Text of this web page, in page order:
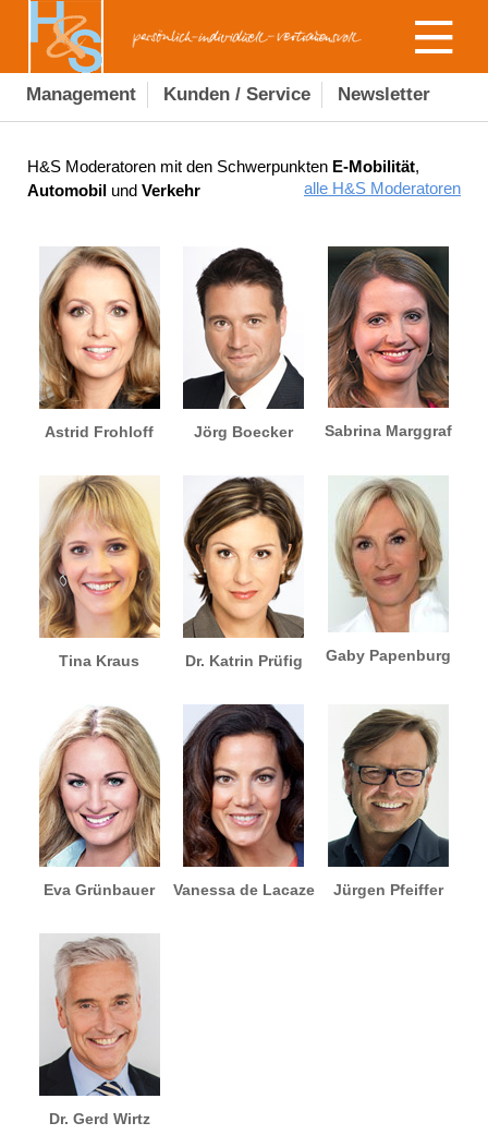
Management Kunden / Service Newsletter
H&S Moderatoren mit den Schwerpunkten E-Mobilität,
Automobil und Verkehr alle H&S Moderatoren
Astrid Frohloff Jörg Boecker Sabrina Marggraf
Tina Kraus Dr. Katrin Prüfig Gaby Papenburg
Eva Grünbauer Vanessa de Lacaze Jürgen Pfeiffer
Dr. Gerd Wirtz